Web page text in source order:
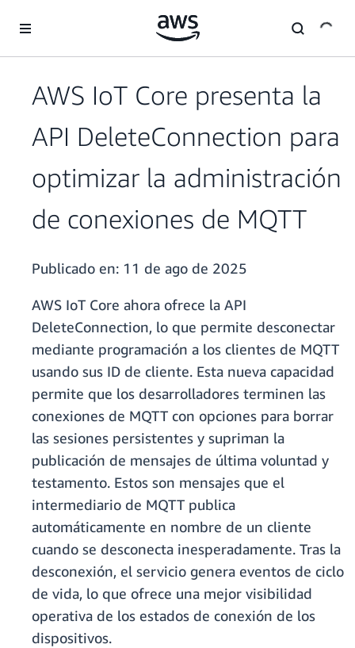
AWS IoT Core presenta la
API DeleteConnection para
optimizar la administración
de conexiones de MQTT
Publicado en: 11 de ago de 2025
AWS IoT Core ahora ofrece la API
DeleteConnection, lo que permite desconectar
mediante programación a los clientes de MQTT
usando sus ID de cliente. Esta nueva capacidad
permite que los desarrolladores terminen las
conexiones de MQTT con opciones para borrar
las sesiones persistentes y supriman la
publicación de mensajes de última voluntad y
testamento. Estos son mensajes que el
intermediario de MQTT publica
automáticamente en nombre de un cliente
cuando se desconecta inesperadamente. Tras la
desconexión, el servicio genera eventos de ciclo
de vida, lo que ofrece una mejor visibilidad
operativa de los estados de conexión de los
dispositivos.